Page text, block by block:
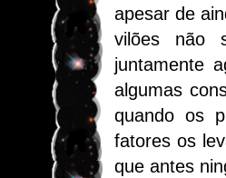
apesar de
vilões não
juntamente
algumas
quando os
fatores os
que antes